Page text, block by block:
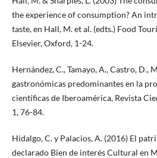
the experience of consumption? An
taste, en Hall, M. et al. (edts.) Food
Elsevier, Oxford, 1-24.
Hernández, C., Tamayo, A., Castro, D.,
gastronómicas predominantes en la
científicas de Iberoamérica, Revista
1, 76-84.
Hidalgo, C. y Palacios, A. (2016) El
declarado Bien de interés Cultural en